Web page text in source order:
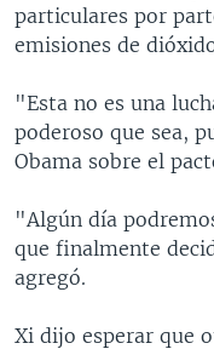
particulares por
emisiones de
"Esta no es una
poderoso que sea,
Obama sobre el
"Algún día
que finalmente
agregó.
Xi dijo esperar que